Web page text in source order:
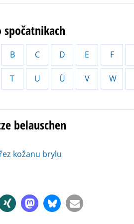
B C D E F
T U Ü V W
belauschen
kožanu brylu